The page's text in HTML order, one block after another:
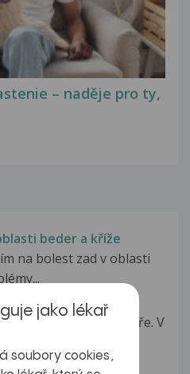
– naděje pro ty,
beder a kříže
na bolest zad v oblasti
krční páteře
hlavy od krční páteře. V
jako lékař
soubory cookies,